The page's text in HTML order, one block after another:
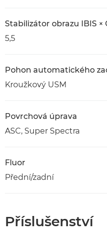
Stabilizátor obrazu IBIS ×
5,5
Pohon automatického
Kroužkový USM
Povrchová úprava
ASC, Super Spectra
Fluor
Přední/zadní
Příslušenství